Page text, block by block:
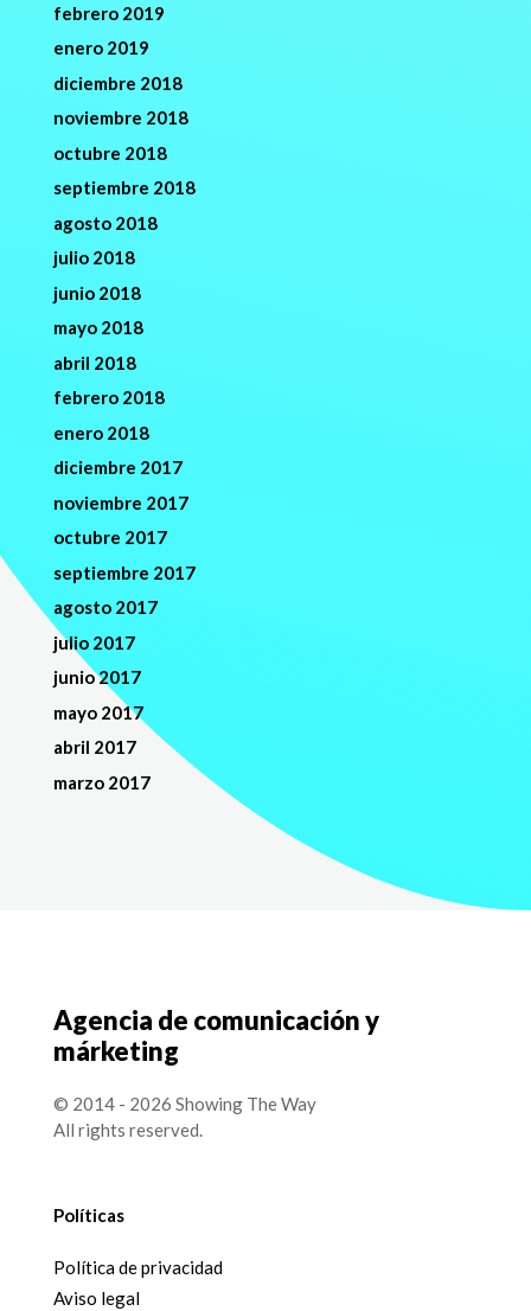
febrero 2019
enero 2019
diciembre 2018
noviembre 2018
octubre 2018
septiembre 2018
agosto 2018
julio 2018
junio 2018
mayo 2018
abril 2018
febrero 2018
enero 2018
diciembre 2017
noviembre 2017
octubre 2017
septiembre 2017
agosto 2017
julio 2017
junio 2017
mayo 2017
abril 2017
marzo 2017
Agencia de comunicación y
márketing
© 2014 - 2026 Showing The Way
All rights reserved.
Políticas
Política de privacidad
Aviso legal